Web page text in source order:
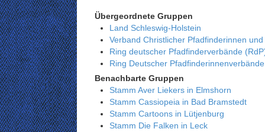
Übergeordnete Gruppen
Land Schleswig-Holstein
Verband Christlicher Pfadfinderinnen
Ring deutscher Pfadfinderverbände
Ring Deutscher
Benachbarte Gruppen
Stamm Aver Liekers in Elmshorn
Stamm Cassiopeia in Bad Bramstedt
Stamm Cartoons in Lütjenburg
Stamm Die Falken in Leck